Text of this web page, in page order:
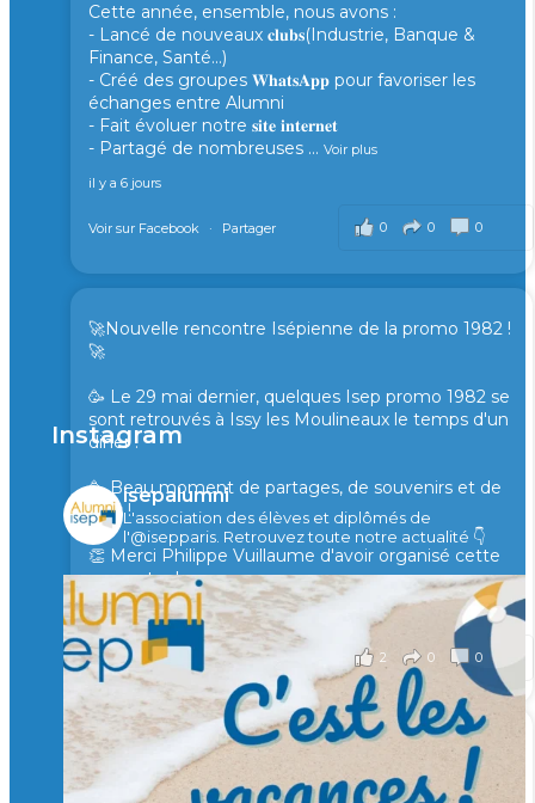
Cette année, ensemble, nous avons :
- Lancé de nouveaux 𝐜𝐥𝐮𝐛𝐬(Industrie, Banque &
Finance, Santé...)
- Créé des groupes 𝐖𝐡𝐚𝐭𝐬𝐀𝐩𝐩 pour favoriser les
échanges entre Alumni
- Fait évoluer notre 𝐬𝐢𝐭𝐞 𝐢𝐧𝐭𝐞𝐫𝐧𝐞𝐭
- Partagé de nombreuses ... Voir plus
il y a 6 jours
0 0 0
Voir sur Facebook · Partager
🚀Nouvelle rencontre Isépienne de la promo 1982 !
🚀
🥳 Le 29 mai dernier, quelques Isep promo 1982 se
sont retrouvés à Issy les Moulineaux le temps d'un
diner !
🥳 Beau moment de partages, de souvenirs et de
rires !
👏 Merci Philippe Vuillaume d'avoir organisé cette
rencontre !
il y a 2 mois
2 0 0
Voir sur Facebook · Partager
🙏 Soutenez l’Isep via la taxe d’apprentissage 2026
et contribuons ensemble à former les générations
d’ingénieurs de demain. 🙏
Instagram
isepalumni
L'association des élèves et diplômés de
l'@isepparis. Retrouvez toute notre actualité 👇